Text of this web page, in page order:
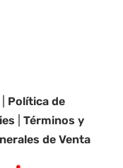
Política de
|Términos y
de Venta